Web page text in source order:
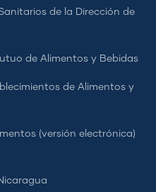
de la Dirección de
de Alimentos y Bebidas
de Alimentos y
(versión electrónica)